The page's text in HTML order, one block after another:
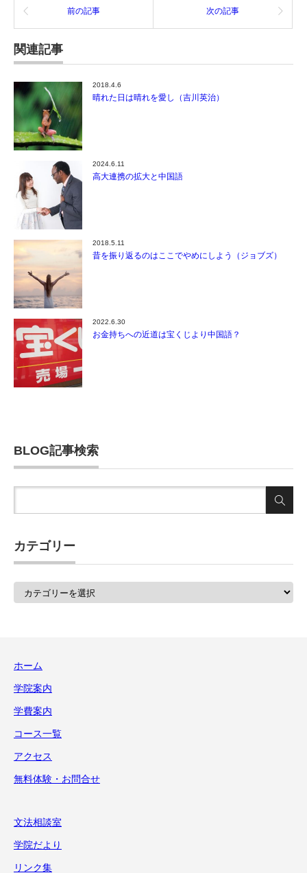
前の記事 次の記事
関連記事
2018.4.6
晴れた日は晴れを愛し（吉川英治）
2024.6.11
高大連携の拡大と中国語
2018.5.11
昔を振り返るのはここでやめにしよう（ジョブズ）
2022.6.30
お金持ちへの近道は宝くじより中国語？
BLOG記事検索
カテゴリー
カ
ホーム
学院案内
学費案内
コース一覧
アクセス
無料体験・お問合せ
文法相談室
学院だより
リンク集